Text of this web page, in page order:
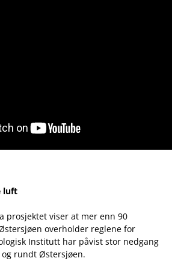
luft
prosjektet viser at mer enn 90
overholder reglene for
Institutt har påvist stor nedgang
rundt Østersjøen.